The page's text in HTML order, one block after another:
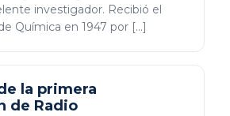
investigador. Recibió el
Química en 1947 por […]
la primera
de Radio